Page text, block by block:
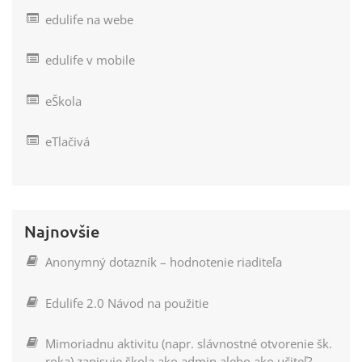
edulife na webe
edulife v mobile
eŠkola
eTlačivá
Najnovšie
Anonymný dotazník – hodnotenie riaditeľa
Edulife 2.0 Návod na použitie
Mimoriadnu aktivitu (napr. slávnostné otvorenie šk.